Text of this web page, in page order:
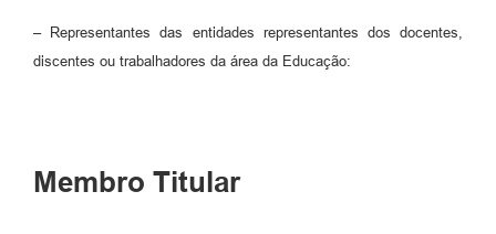
– Representantes das entidades representantes dos docentes,
discentes ou trabalhadores da área da Educação:
Membro Titular